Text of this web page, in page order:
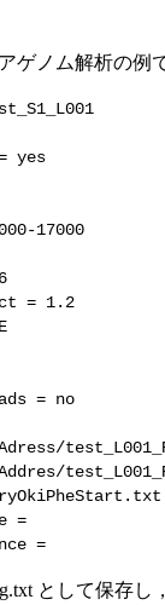
ゲノム解析の例
yes
17000
= 1.2
= no
=
=
として保存